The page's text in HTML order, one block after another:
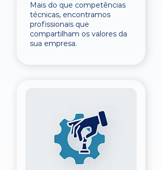
Mais do que competências
técnicas, encontramos
profissionais que
compartilham os valores da
sua empresa.